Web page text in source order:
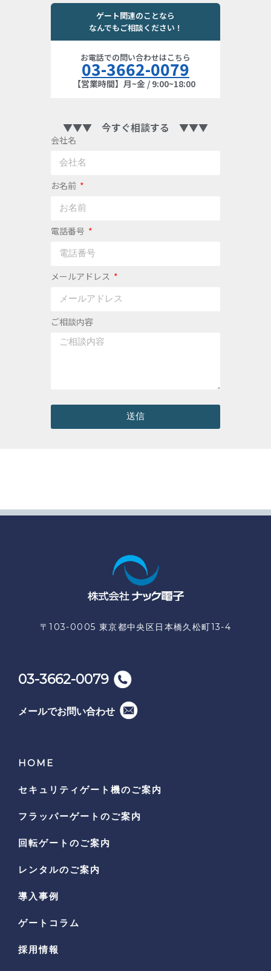
ゲート関連のことなら
なんでもご相談ください！
お電話での問い合わせはこちら
03-3662-0079
【営業時間】月~金 / 9:00~18:00
▼▼▼ 今すぐ相談する ▼▼▼
会社名
お名前
電話番号
メールアドレス
ご相談内容
送信
〒103-0005 東京都中央区日本橋久松町13-4
03-3662-0079
メールでお問い合わせ
HOME
セキュリティゲート機のご案内
フラッパーゲートのご案内
回転ゲートのご案内
レンタルのご案内
導入事例
ゲートコラム
採用情報